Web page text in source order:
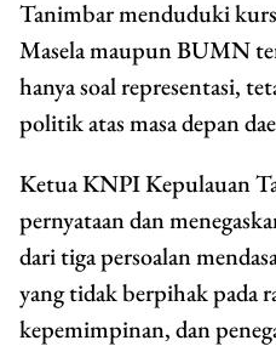
Tanimbar menduduki
Masela maupun BUMN
hanya soal representasi,
politik atas masa depan
Ketua KNPI Kepulauan
pernyataan dan
dari tiga persoalan
yang tidak berpihak pada
kepemimpinan, dan